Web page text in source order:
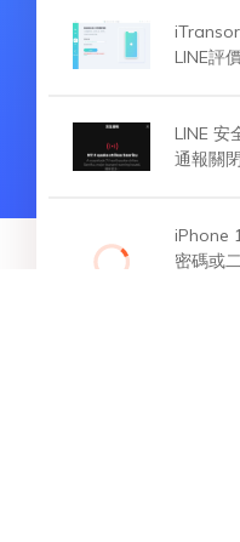
LINE評
LINE 安
通報關
iPhone
密碼或